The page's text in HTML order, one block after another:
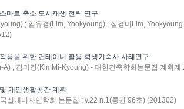
마트 축소 도시재생 전략 연구
; 임유경(Lim, Yookyoung) ; 심경미Lim,
용을 위한 컨테이너 활용 학생기숙사 사례연구
A) ; 김미경(KimMi-Kyoung) - 대한건축학회논문집 계획계
개인생활공간 계획
실내디자인학회 논문집 : v.22 n.1(통권 96호) (201302)